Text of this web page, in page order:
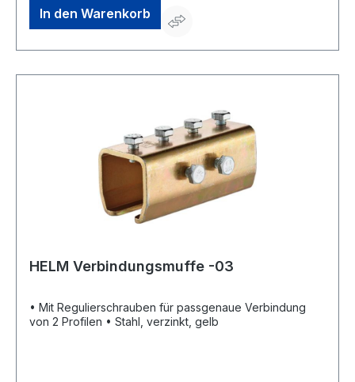
In den Warenkorb
HELM Verbindungsmuffe -03
• Mit Regulierschrauben für passgenaue Verbindung
von 2 Profilen • Stahl, verzinkt, gelb